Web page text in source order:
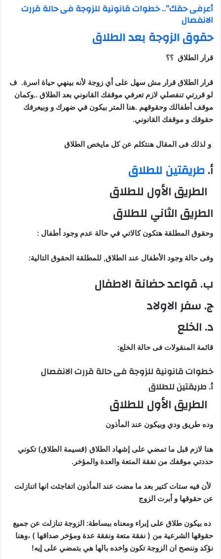
أعرفى حقك”.. خطوات قانونية للزوجة فى حالة قررت
الانفصال
حقوق الزوجة بعد الطلاق
قرار الطلاق ؟؟
قرار الطلاق قرار مش سهل على أي زوجة لأنه بينهي حياة اسرة. ف
لو قررتي تنفصلي لازم تعرفي موقفك القانوني بعد الطلاق ..وكمان
موقف أطفالك وحقوقهم .هنا المتر بيكون في ضهرك و وبيعرفك
حقوقك و موقفك القانوني.
و لذلك فى المقال هنتكلم عن كل مايخص الطلاق
أ.طريقتين للطلاق
الطريق الأول للطلاق
الطريق الثاني للطلاق
وحقوق المطلقة هتكون كالاتي في حالة عدم وجود أطفال :
وفى حالة وجود الأطفال عند الطلاق, للمطلقة الحقوق التالية:
ب. قواعد حضانة الاطفال
ج. سفر الاولاد
د. الخلع
قائمة المنقولات فى حالة الخلع:
خطوات قانونية للزوجة فى حالة قررت الانفصال
أ. طريقتين للطلاق
الطريق الأول للطلاق
وده طريق ودي وبيكون عند المأذون
هنا لازم قبل ما تمضي على إشهاد الطلاق (قسيمة الطلاق) تكوني
حددتي موقفك من نفقة المتعة والعدة والمؤخر.
لأن فيه ستات كتير بعد ما مضت عند المأذون اتفاجئت انها اتنازلت
عن حقوقها و أبرت الزوج
ده بيكون طلاق على إبراء ومعناه ببساطة: الزوجة تنازلت عن جميع
حقوقها الشرعية من ( نفقة متعة ونفقة عدة ومؤخر صداقها ) ،وهنا
نؤكد وننصح ان الزوجة تكون واخده بالها هي بتمضي على إيه!